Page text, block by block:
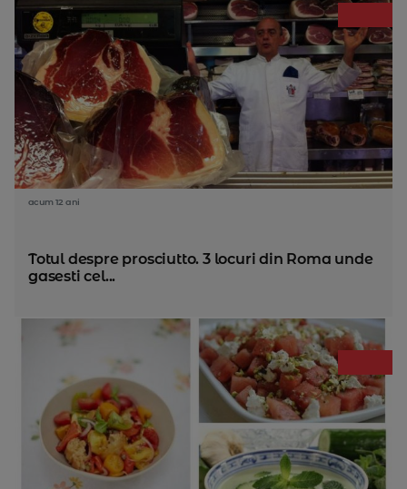
acum 12 ani
Totul despre prosciutto. 3 locuri din Roma unde
gasesti cel...